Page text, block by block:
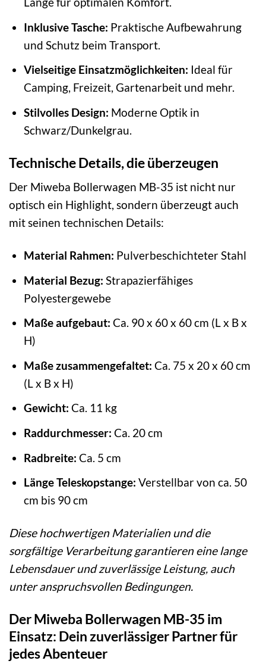
Inklusive Tasche: Praktische Aufbewahrung
und Schutz beim Transport.
Vielseitige Einsatzmöglichkeiten: Ideal für
Camping, Freizeit, Gartenarbeit und mehr.
Stilvolles Design: Moderne Optik in
Schwarz/Dunkelgrau.
Technische Details, die überzeugen
Der Miweba Bollerwagen MB-35 ist nicht nur
optisch ein Highlight, sondern überzeugt auch
mit seinen technischen Details:
Material Rahmen: Pulverbeschichteter Stahl
Material Bezug: Strapazierfähiges
Polyestergewebe
Maße aufgebaut: Ca. 90 x 60 x 60 cm (L x B x
H)
Maße zusammengefaltet: Ca. 75 x 20 x 60 cm
(L x B x H)
Gewicht: Ca. 11 kg
Raddurchmesser: Ca. 20 cm
Radbreite: Ca. 5 cm
Länge Teleskopstange: Verstellbar von ca. 50
cm bis 90 cm
Diese hochwertigen Materialien und die
sorgfältige Verarbeitung garantieren eine lange
Lebensdauer und zuverlässige Leistung, auch
unter anspruchsvollen Bedingungen.
Der Miweba Bollerwagen MB-35 im
Einsatz: Dein zuverlässiger Partner für
jedes Abenteuer